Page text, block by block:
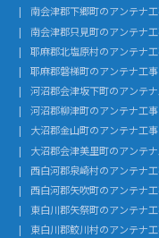
南会津郡下郷町のアンテナ
南会津郡只見町のアンテナ
耶麻郡北塩原村のアンテナ
耶麻郡磐梯町のアンテナ工事
河沼郡会津坂下町のアンテ
河沼郡柳津町のアンテナ工事
大沼郡金山町のアンテナ工事
大沼郡会津美里町のアンテ
西白河郡泉崎村のアンテナ
西白河郡矢吹町のアンテナ
東白川郡矢祭町のアンテナ
東白川郡鮫川村のアンテナ